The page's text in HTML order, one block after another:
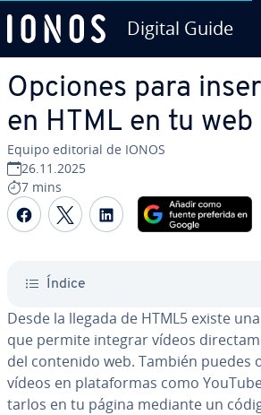
Digital Guide
Opciones para
en HTML en tu web
Equipo editorial de IONOS
26.11.2025
7 mins
Compartir Facebook
Compartir Twitter
Compartir
Índice
Desde la llegada de HTML5 existe
que permite integrar vídeos
del contenido web. También puedes
vídeos en pla­ta­fo­r­mas como
tar­los en tu página mediante un